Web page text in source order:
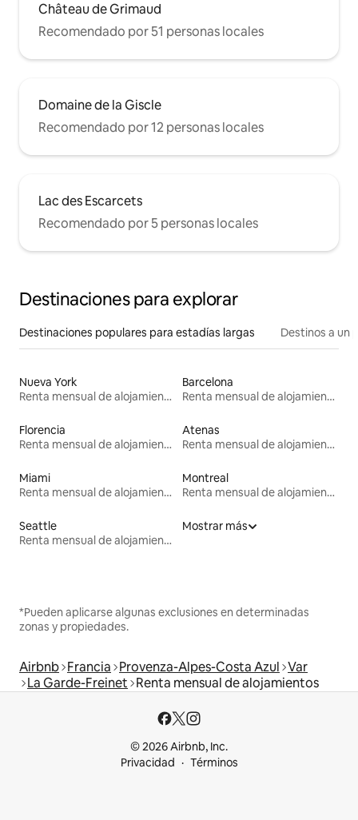
Château de Grimaud
Recomendado por 51 personas locales
Domaine de la Giscle
Recomendado por 12 personas locales
Lac des Escarcets
Recomendado por 5 personas locales
Destinaciones para explorar
Destinaciones populares para estadías largas Destinos a un
Nueva York
Renta mensual de alojamientos
Barcelona
Renta mensual de alojamientos
Florencia
Renta mensual de alojamientos
Atenas
Renta mensual de alojamientos
Miami
Renta mensual de alojamientos
Montreal
Renta mensual de alojamientos
Seattle
Renta mensual de alojamientos
Mostrar más
*Pueden aplicarse algunas exclusiones en determinadas
zonas y propiedades.
Airbnb Francia Provenza-Alpes-Costa Azul Var
La Garde-Freinet Renta mensual de alojamientos
© 2026 Airbnb, Inc.
Privacidad
Términos